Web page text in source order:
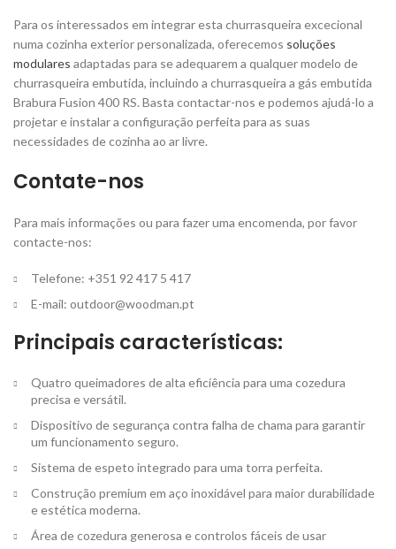
Para os interessados ​​em integrar esta churrasqueira excecional
numa cozinha exterior personalizada, oferecemos soluções
modulares adaptadas para se adequarem a qualquer modelo de
churrasqueira embutida, incluindo a churrasqueira a gás embutida
Brabura Fusion 400 RS. Basta contactar-nos e podemos ajudá-lo a
projetar e instalar a configuração perfeita para as suas
necessidades de cozinha ao ar livre.
Contate-nos
Para mais informações ou para fazer uma encomenda, por favor
contacte-nos:
Telefone: +351 92 417 5 417
E-mail: outdoor@woodman.pt
Principais características:
Quatro queimadores de alta eficiência para uma cozedura
precisa e versátil.
Dispositivo de segurança contra falha de chama para garantir
um funcionamento seguro.
Sistema de espeto integrado para uma torra perfeita.
Construção premium em aço inoxidável para maior durabilidade
e estética moderna.
Área de cozedura generosa e controlos fáceis de usar